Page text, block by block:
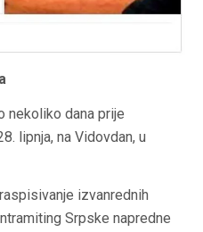
nekoliko dana prije
lipnja, na Vidovdan, u
izvanrednih
Srpske napredne